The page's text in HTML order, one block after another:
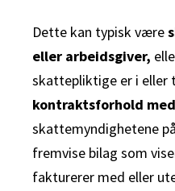
Dette kan typisk være
eller arbeidsgiver,
skattepliktige er i eller
kontraktsforhold med
skattemyndighetene
fremvise bilag som
fakturerer med eller